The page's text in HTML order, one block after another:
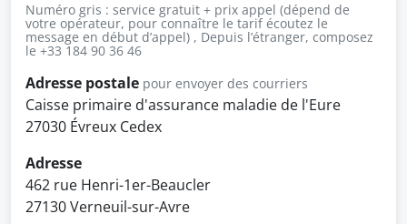
Numéro gris : service gratuit + prix appel (dépend de
votre opérateur, pour connaître le tarif écoutez le
message en début d’appel) , Depuis l’étranger, composez
le +33 184 90 36 46
Adresse postale pour envoyer des courriers
Caisse primaire d'assurance maladie de l'Eure
27030 Évreux Cedex
Adresse
462 rue Henri-1er-Beaucler
27130 Verneuil-sur-Avre